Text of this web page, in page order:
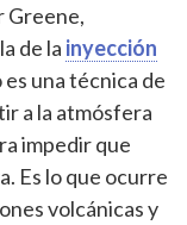
Greene,
de la inyección
es una técnica de
a la atmósfera
impedir que
Es lo que ocurre
volcánicas y